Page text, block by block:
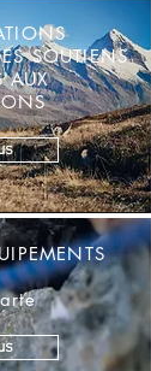
SOUTIENS
AUX